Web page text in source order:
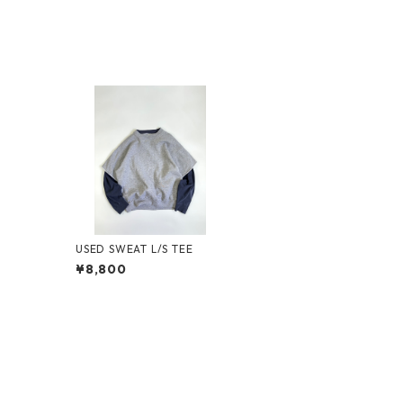
USED SWEAT L/S TEE
¥8,800